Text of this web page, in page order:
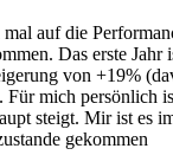
auf die
Das erste Jahr
von +19%
Für mich persönlich
steigt. Mir ist es
gekommen